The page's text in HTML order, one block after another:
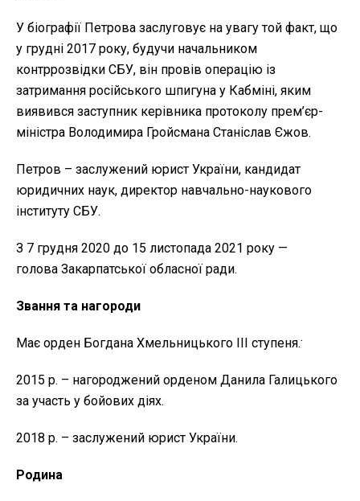
У біографії Петрова заслуговує на увагу той факт, що
у грудні 2017 року, будучи начальником
контррозвідки СБУ, він провів операцію із
затримання російського шпигуна у Кабміні, яким
виявився заступник керівника протоколу прем’єр-
міністра Володимира Гройсмана Станіслав Єжов.
Петров – заслужений юрист України, кандидат
юридичних наук, директор навчально-наукового
інституту СБУ.
З 7 грудня 2020 до 15 листопада 2021 року —
голова Закарпатської обласної ради.
Звання та нагороди
Має орден Богдана Хмельницького III ступеня..
2015 р. – нагороджений орденом Данила Галицького
за участь у бойових діях.
2018 р. – заслужений юрист України.
Родина